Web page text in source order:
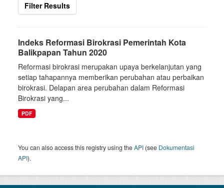
Filter Results
Indeks Reformasi Birokrasi Pemerintah Kota
Balikpapan Tahun 2020
Reformasi birokrasi merupakan upaya berkelanjutan yang
setiap tahapannya memberikan perubahan atau perbaikan
birokrasi. Delapan area perubahan dalam Reformasi
Birokrasi yang...
PDF
You can also access this registry using theAPI (see Dokumentasi
API).